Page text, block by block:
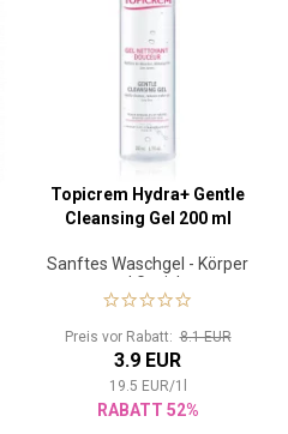
Topicrem Hydra+ Gentle
Cleansing Gel 200 ml
Sanftes Waschgel - Körper
und Gesicht
Preis vor Rabatt:8.1 EUR
3.9 EUR
19.5 EUR/1
RABATT 52%